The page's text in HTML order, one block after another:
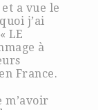
a vue le
j’ai
LE
à
France.
m’avoir